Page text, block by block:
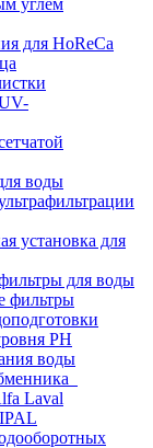
углем
для HoReCa
воды
установка для
для воды
фильтры
PH
воды
Laval